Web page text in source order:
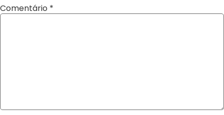
Comentário *